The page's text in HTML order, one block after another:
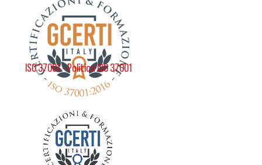
ISO 37001 - Politica ISO 37001